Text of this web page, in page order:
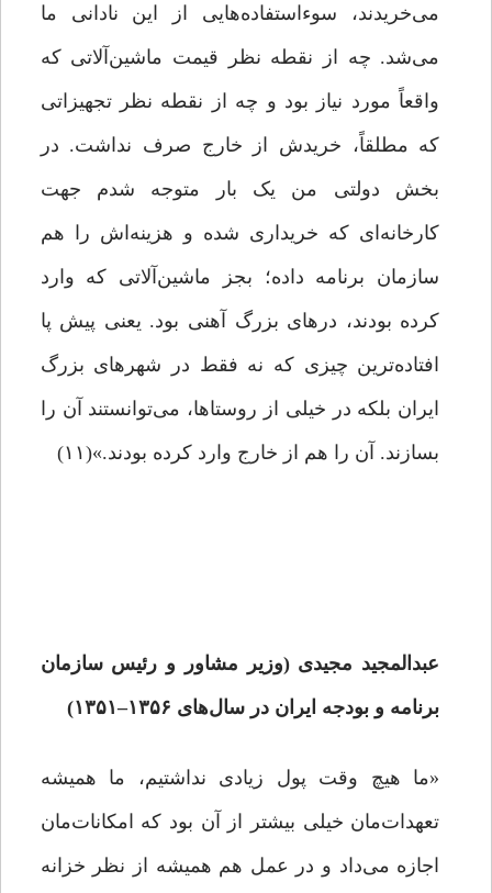
می‌خریدند، سوءاستفاده‌هایی از این نادانی ما
می‌شد. چه از نقطه نظر قیمت ماشین‌آلاتی که
واقعاً مورد نیاز بود و چه از نقطه نظر تجهیزاتی
که مطلقاً، خریدش از خارج صرف نداشت. در
بخش دولتی من یک بار متوجه شدم جهت
کارخانه‌ای که خریداری شده و هزینه‌اش را هم
سازمان برنامه داده؛ بجز ماشین‌آلاتی که وارد
کرده بودند، درهای بزرگ آهنی بود. یعنی پیش پا
افتاده‌ترین چیزی که نه فقط در شهرهای بزرگ
ایران بلکه در خیلی از روستاها، می‌توانستند آن را
بسازند. آن را هم از خارج وارد کرده بودند.»(۱۱)
عبدالمجید مجیدی (وزیر مشاور و رئیس سازمان
برنامه و بودجه ایران در سال‌های ۱۳۵۶–۱۳۵۱)
«ما هیچ وقت پول زیادی نداشتیم، ما همیشه
تعهدات‌مان خیلی بیشتر از آن بود که امکانات‌مان
اجازه می‌داد و در عمل هم همیشه از نظر خزانه